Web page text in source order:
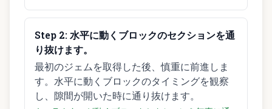
Step 2: 水平に動くブロックのセクションを通
り抜けます。
最初のジェムを取得した後、慎重に前進しま
す。水平に動くブロックのタイミングを観察
し、隙間が開いた時に通り抜けます。